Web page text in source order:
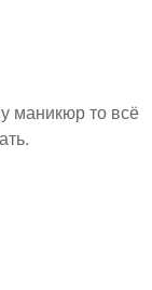
маникюр то всё